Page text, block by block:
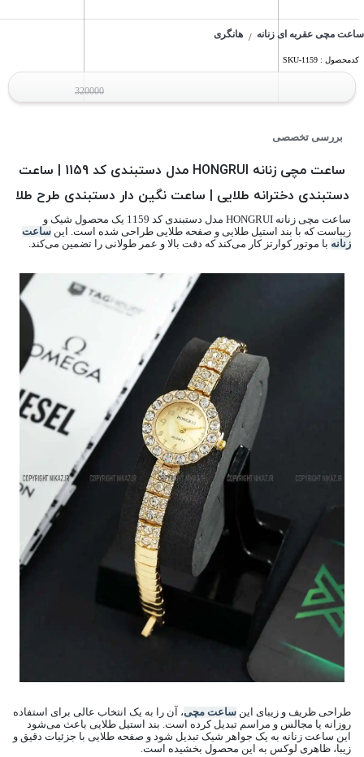
ساعت مچی عقربه ای زنانه / هانگری
کدمحصول : SKU-1159
320000
بررسی تخصصی
ساعت مچی زنانه HONGRUI مدل دستبندی کد 1159 | ساعت
دستبندی دخترانه طلایی | ساعت نگین دار دستبندی طرح طلا
ساعت مچی زنانه HONGRUI مدل دستبندی کد 1159 یک محصول شیک و
زیباست که با بند استیل طلایی و صفحه طلایی طراحی شده است. این ساعت
زنانه با موتور کوارتز کار می‌کند که دقت بالا و عمر طولانی را تضمین می‌کند.
طراحی ظریف و زیبای این ساعت مچی، آن را به یک انتخاب عالی برای استفاده
روزانه یا مجالس و مراسم تبدیل کرده است. بند استیل طلایی باعث می‌شود
این ساعت زنانه به یک جواهر شیک تبدیل شود و صفحه طلایی با جزئیات دقیق و
زیبا، ظاهری لوکس به این محصول بخشیده است.